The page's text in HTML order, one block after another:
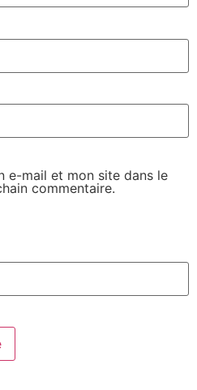
e-mail et mon site dans le
commentaire.